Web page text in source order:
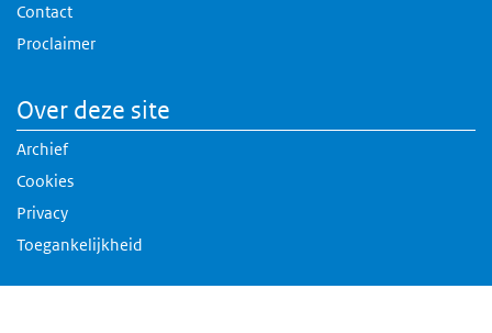
Contact
Proclaimer
Over deze site
Archief
Cookies
Privacy
Toegankelijkheid